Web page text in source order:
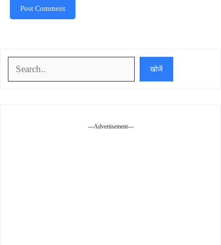
खोजें
---Advertisement---